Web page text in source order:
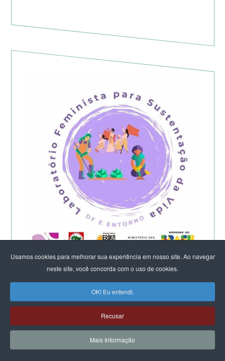
Usamos cookies para melhorar sua experiência em nosso site. Ao navegar
neste site, você concorda com o uso de cookies.
OK! Eu entendi.
Recusar
Mais Informação
Começa a etapa presencial do
Laboratório Feminista do DF e Entorno -
2026